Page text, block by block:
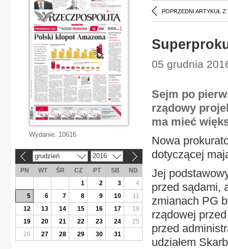
POPRZEDNI ARTYKUŁ Z
05 grudnia
Sejm po
rządowy
ma mieć
Nowa
dotyczącej
Jej
przed sądami,
zmianach PG
rządowej
przed
udziałem
Wydanie: 10616
grudzień 2016
PN WT ŚR CZ PT SB
ND
1
2 3
4
5
6 7 8 9 10
11
12
13 14 15 16 17
18
19
20 21 22 23 24
25
26
27 28 29 30 31